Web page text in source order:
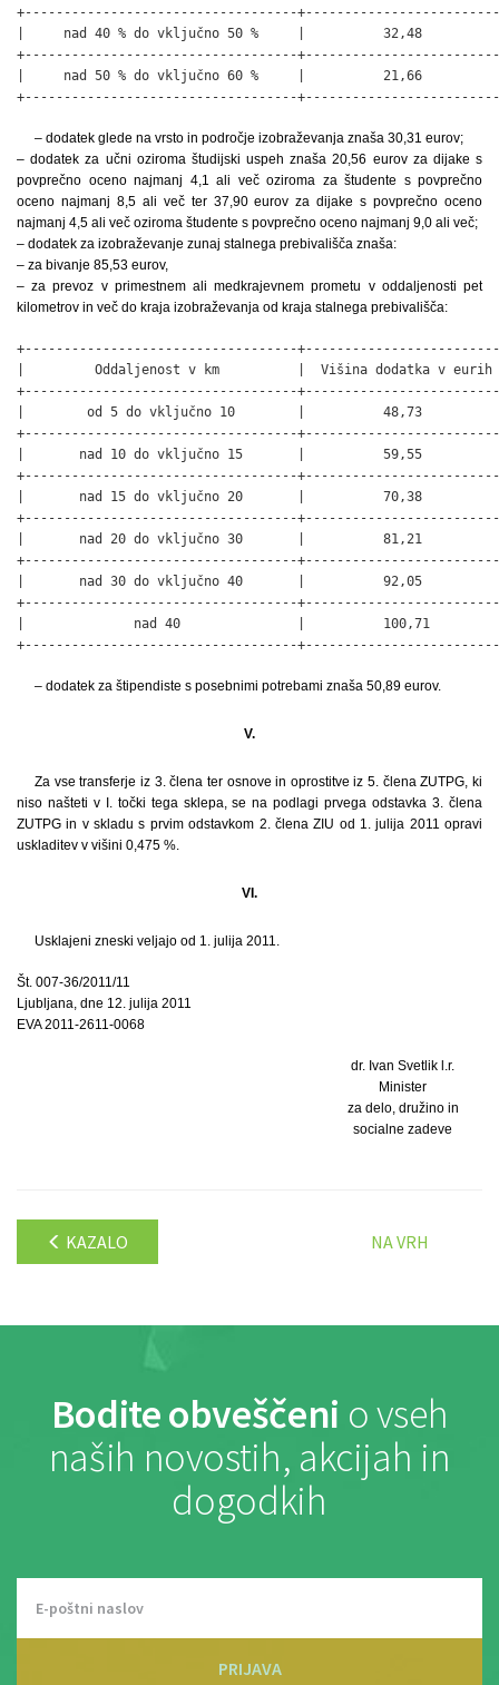
+-----------------------------------
|     nad 40 % do vključno 50 %     |          32,48
+-----------------------------------
|     nad 50 % do vključno 60 %     |          21,66
+-----------------------------------
– dodatek glede na vrsto in področje izobraževanja znaša 30,31 eurov;
– dodatek za učni oziroma študijski uspeh znaša 20,56 eurov za dijake s
povprečno oceno najmanj 4,1 ali več oziroma za študente s povprečno
oceno najmanj 8,5 ali več ter 37,90 eurov za dijake s povprečno oceno
najmanj 4,5 ali več oziroma študente s povprečno oceno najmanj 9,0 ali več;
– dodatek za izobraževanje zunaj stalnega prebivališča znaša:
– za bivanje 85,53 eurov,
– za prevoz v primestnem ali medkrajevnem prometu v oddaljenosti pet
kilometrov in več do kraja izobraževanja od kraja stalnega prebivališča:
+-----------------------------------
|         Oddaljenost v km          |  Višina dodatka v
+-----------------------------------
|        od 5 do vključno 10        |          48,73
+-----------------------------------
|       nad 10 do vključno 15       |          59,55
+-----------------------------------
|       nad 15 do vključno 20       |          70,38
+-----------------------------------
|       nad 20 do vključno 30       |          81,21
+-----------------------------------
|       nad 30 do vključno 40       |          92,05
+-----------------------------------
|              nad 40               |          100,71
+-----------------------------------
– dodatek za štipendiste s posebnimi potrebami znaša 50,89 eurov.
V.
Za vse transferje iz 3. člena ter osnove in oprostitve iz 5. člena ZUTPG, ki
niso našteti v I. točki tega sklepa, se na podlagi prvega odstavka 3. člena
ZUTPG in v skladu s prvim odstavkom 2. člena ZIU od 1. julija 2011 opravi
uskladitev v višini 0,475 %.
VI.
Usklajeni zneski veljajo od 1. julija 2011.
Št. 007-36/2011/11
Ljubljana, dne 12. julija 2011
EVA 2011-2611-0068
dr. Ivan Svetlik l.r.
Minister
za delo, družino in
socialne zadeve
KAZALO NA VRH
Bodite obveščeni o vseh
naših novostih, akcijah in
dogodkih
PRIJAVA